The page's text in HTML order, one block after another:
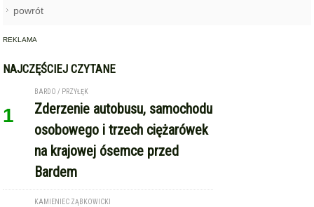
powrót
REKLAMA
NAJCZĘŚCIEJ CZYTANE
1
BARDO / PRZYŁĘK
Zderzenie autobusu, samochodu
osobowego i trzech ciężarówek
na krajowej ósemce przed
Bardem
KAMIENIEC ZĄBKOWICKI